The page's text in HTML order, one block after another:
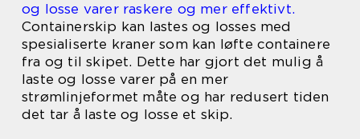
og losse varer raskere og mer effektivt.
Containerskip kan lastes og losses med
spesialiserte kraner som kan løfte containere
fra og til skipet. Dette har gjort det mulig å
laste og losse varer på en mer
strømlinjeformet måte og har redusert tiden
det tar å laste og losse et skip.